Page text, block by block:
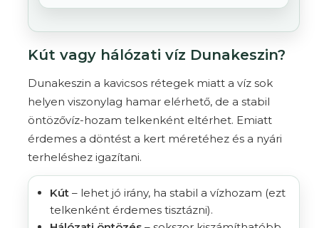
Kút vagy hálózati víz Dunakeszin?
Dunakeszin a kavicsos rétegek miatt a víz sok
helyen viszonylag hamar elérhető, de a stabil
öntözővíz-hozam telkenként eltérhet. Emiatt
érdemes a döntést a kert méretéhez és a nyári
terheléshez igazítani.
Kút – lehet jó irány, ha stabil a vízhozam (ezt
telkenként érdemes tisztázni).